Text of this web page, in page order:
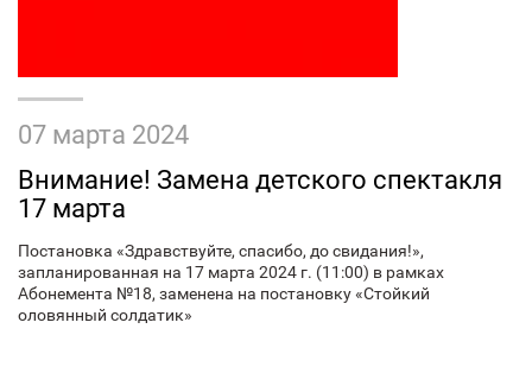
07 марта 2024
Внимание! Замена детского спектакля
17 марта
Постановка «Здравствуйте, спасибо, до свидания!»,
запланированная на 17 марта 2024 г. (11:00) в рамках
Абонемента №18, заменена на постановку «Стойкий
оловянный солдатик»